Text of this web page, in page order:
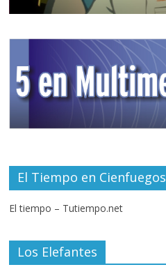
El Tiempo en Cienfuegos
El tiempo – Tutiempo.net
Los Elefantes